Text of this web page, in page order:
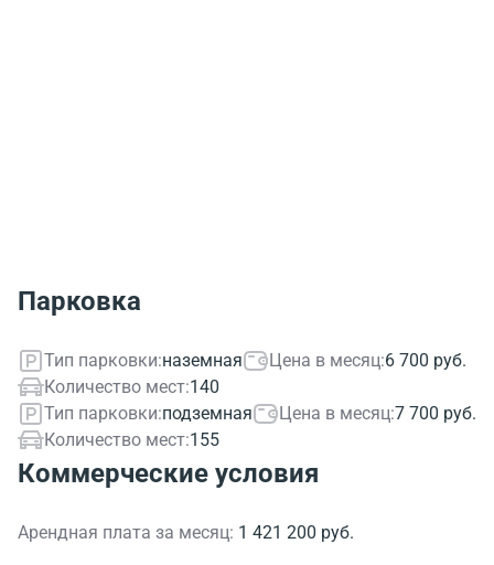
Парковка
Тип парковки:наземная Цена в месяц:6 700 руб.
Количество мест:140
Тип парковки:подземная Цена в месяц:7 700 руб.
Количество мест:155
Коммерческие условия
Арендная плата за месяц: 1 421 200 руб.